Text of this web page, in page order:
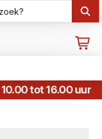
tot 16.00 uur